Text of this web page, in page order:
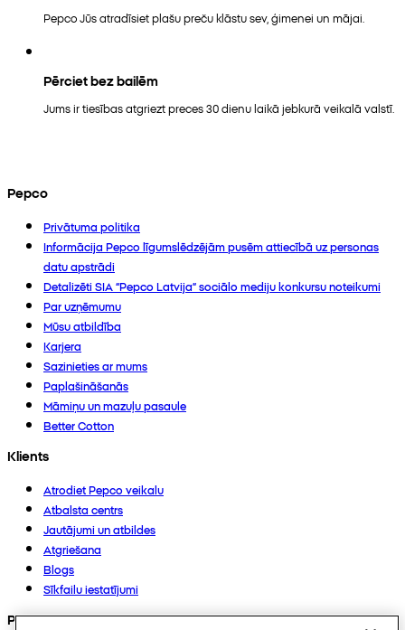
Pepco Jūs atradīsiet plašu preču klāstu sev, ģimenei un mājai.
Pērciet bez bailēm
Jums ir tiesības atgriezt preces 30 dienu laikā jebkurā veikalā valstī.
Pepco
Privātuma politika
Informācija Pepco līgumslēdzējām pusēm attiecībā uz personas
datu apstrādi
Detalizēti SIA “Pepco Latvija” sociālo mediju konkursu noteikumi
Par uzņēmumu
Mūsu atbildība
Karjera
Sazinieties ar mums
Paplašināšanās
Māmiņu un mazuļu pasaule
Better Cotton
Klients
Atrodiet Pepco veikalu
Atbalsta centrs
Jautājumi un atbildes
Atgriešana
Blogs
Sīkfailu iestatījumi
Preces